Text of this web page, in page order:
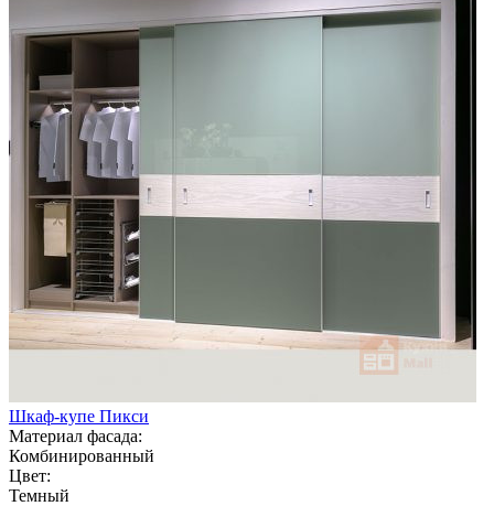
Шкаф-купе Пикси
Материал фасада:
Комбинированный
Цвет:
Темный